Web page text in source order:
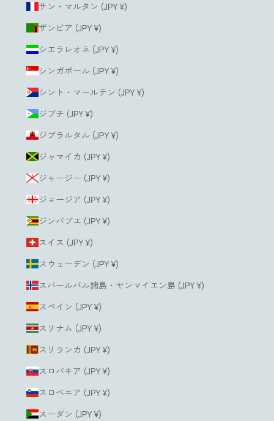
サン・マルタン (JPY ¥)
ザンビア (JPY ¥)
シエラレオネ (JPY ¥)
シンガポール (JPY ¥)
シント・マールテン (JPY ¥)
ジブチ (JPY ¥)
ジブラルタル (JPY ¥)
ジャマイカ (JPY ¥)
ジャージー (JPY ¥)
ジョージア (JPY ¥)
ジンバブエ (JPY ¥)
スイス (JPY ¥)
スウェーデン (JPY ¥)
スバールバル諸島・ヤンマイエン島 (JPY ¥)
スペイン (JPY ¥)
スリナム (JPY ¥)
スリランカ (JPY ¥)
スロバキア (JPY ¥)
スロベニア (JPY ¥)
スーダン (JPY ¥)